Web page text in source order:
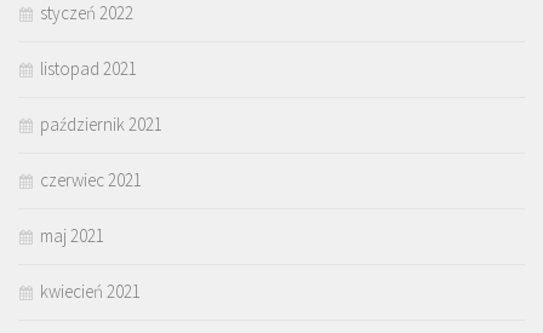
styczeń 2022
listopad 2021
październik 2021
czerwiec 2021
maj 2021
kwiecień 2021